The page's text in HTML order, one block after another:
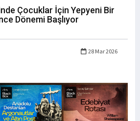
Çocuklar İçin Yepyeni Bir
Dönemi Başlıyor
28 Mar 2026